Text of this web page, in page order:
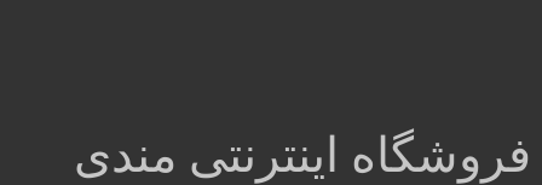
فروشگاه اینترنتی مندی